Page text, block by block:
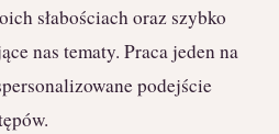
słabościach oraz szybko
nas tematy. Praca jeden na
podejście